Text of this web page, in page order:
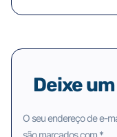
Deixe
O seu endereço de e-